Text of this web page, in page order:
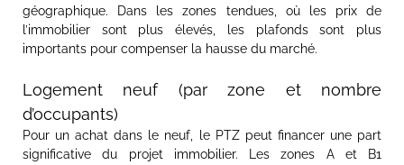
géographique. Dans les zones tendues, où les prix de
l’immobilier sont plus élevés, les plafonds sont plus
importants pour compenser la hausse du marché.
Logement neuf (par zone et nombre
d’occupants)
Pour un achat dans le neuf, le PTZ peut financer une part
significative du projet immobilier. Les zones A et B1